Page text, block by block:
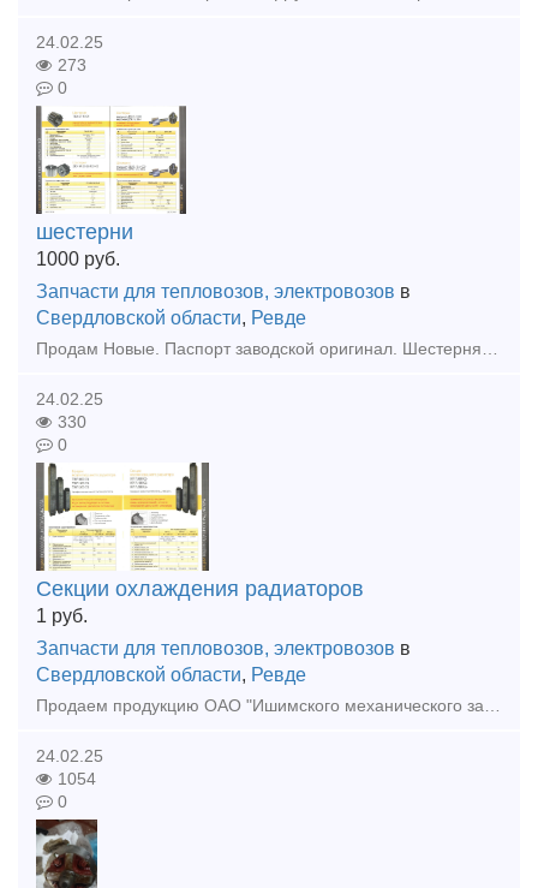
24.02.25
273
0
шестерни
1000 руб.
Запчасти для тепловозов, электровозов в
Свердловской области, Ревде
Продам Новые. Паспорт заводской оригинал. Шестерня 2ТЭ10Л. 30.58.123-01 - 29шт. Шестерня 2ТЭ10Л. 30.58.123-02 - 39шт. Шестерни 9Д100.70.028/029 37,000 Шестерня 10Д100.37.182 22,000 Шестерня 2Д100
24.02.25
330
0
Секции охлаждения радиаторов
1 руб.
Запчасти для тепловозов, электровозов в
Свердловской области, Ревде
Продаем продукцию ОАО "Ишимского механического завода". унифицированные, масленые, биметаллические секции, калориферы, шестерни. 🌷У нас действует система скидок "весна на пороге"!🌷 Актуальные цены ₽
24.02.25
1054
0